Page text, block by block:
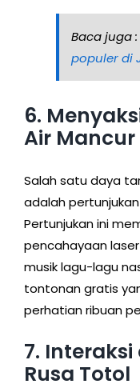
Baca juga :
populer di
6.
Air
Salah satu daya
adalah
Pertunjukan ini
pencahayaan
musik lagu-lagu
tontonan gratis
perhatian ribuan
7.
Rusa Totol